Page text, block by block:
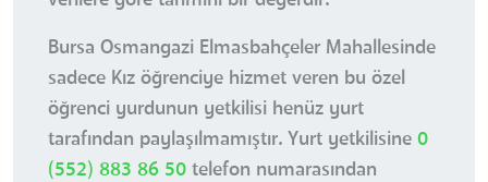
Bursa Osmangazi Elmasbahçeler Mahallesinde
sadece Kız öğrenciye hizmet veren bu özel
öğrenci yurdunun yetkilisi henüz yurt
tarafından paylaşılmamıştır. Yurt yetkilisine 0
(552) 883 86 50 telefon numarasından